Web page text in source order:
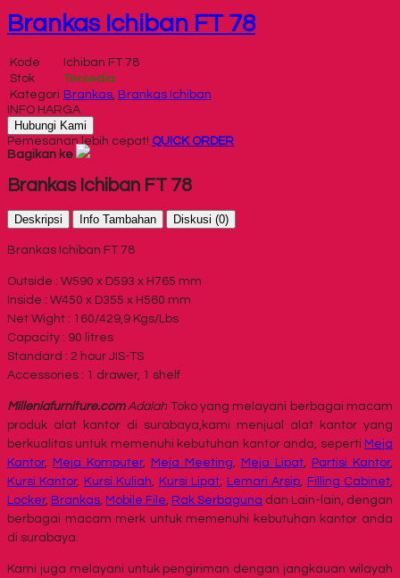
Brankas Ichiban FT 78
Kode
Ichiban FT 78
Stok
Tersedia
Kategori Brankas Brankas Ichiban
INFO HARGA
Hubungi Kami
Pemesanan lebih cepat! QUICK ORDER
Bagikan ke
Brankas Ichiban FT 78
Deskripsi Info Tambahan Diskusi (0)
Brankas Ichiban FT 78
Outside : W590 x D593 x H765 mm
Inside : W450 x D355 x H560 mm
Net Wight : 160/429,9 Kgs/Lbs
Capacity : 90 litres
Standard : 2 hour JIS-TS
Accessories : 1 drawer, 1 shelf
Milleniafurniture.comAdalah Toko yang melayani berbagai macam
produk alat kantor di surabaya,kami menjual alat kantor yang
berkualitas untuk memenuhi kebutuhan kantor anda, seperti Meja
Kantor, Meja Komputer, Meja Meeting, Meja Lipat, Partisi Kantor,
Kursi Kantor, Kursi Kuliah, Kursi Lipat, Lemari Arsip, Filling Cabinet,
Locker, Brankas, Mobile File, Rak Serbaguna dan Lain-lain, dengan
berbagai macam merk untuk memenuhi kebutuhan kantor anda
di surabaya.
Kami juga melayani untuk pengiriman dengan jangkauan wilayah